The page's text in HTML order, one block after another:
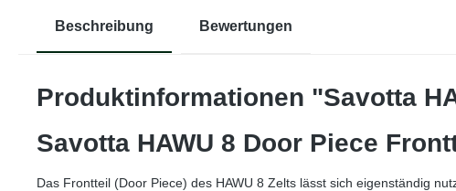
Beschreibung Bewertungen
Produktinformationen "Savotta
Savotta HAWU 8 Door Piece
Das Frontteil (Door Piece) des HAWU 8 Zelts lässt sich eigenständig